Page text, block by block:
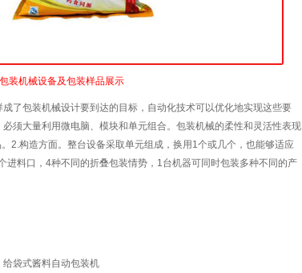
装机械设备及包装样品展示
了包装机械设计要到达的目标，自动化技术可以优化地实现这些要
须大量利用微电脑、模块和单元组合。包装机械的柔性和灵活性表现
2.构造方面。整台设备采取单元组成，换用1个或几个，也能够适应
料口，4种不同的折叠包装情势，1台机器可同时包装多种不同的产
给袋式酱料自动包装机